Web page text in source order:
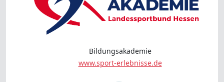
Bildungsakademie
www.sport-erlebnisse.de